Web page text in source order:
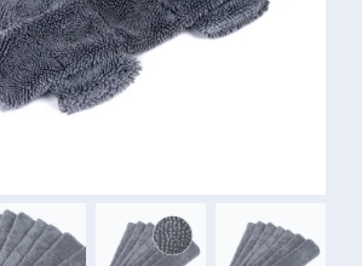
ΕΠΙΚΟΙΝΩΝΙΑ